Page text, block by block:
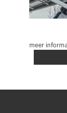
meer